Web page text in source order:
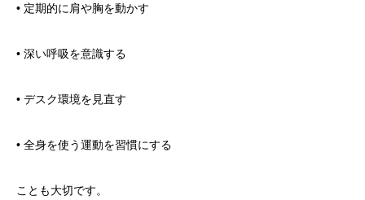
• 定期的に肩や胸を動かす
• 深い呼吸を意識する
• デスク環境を見直す
• 全身を使う運動を習慣にする
ことも大切です。